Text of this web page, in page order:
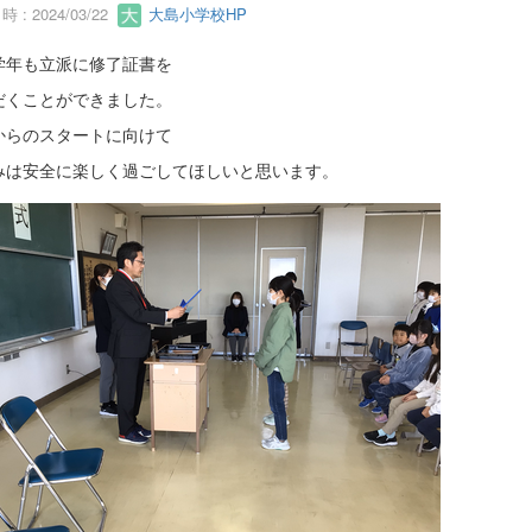
: 2024/03/22 大島小学校HP
年も立派に修了証書を
ことができました。
らのスタートに向けて
安全に楽しく過ごしてほしいと思います。